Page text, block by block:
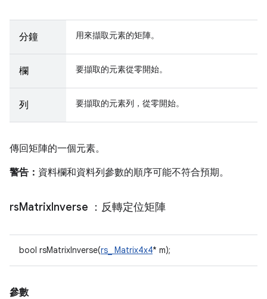
分鐘 用來擷取元素的矩陣。
欄 要擷取的元素從零開始。
列 要擷取的元素列，從零開始。
傳回矩陣的一個元素。
警告： 資料欄和資料列參數的順序可能不符合預期。
rsMatrix Inverse ：反轉定位矩陣
bool rsMatrixInverse(rs_ Matrix4x4* m);
參數